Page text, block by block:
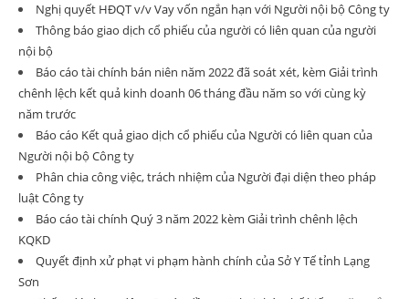
Nghị quyết HĐQT v/v Vay vốn ngắn hạn với Người nội bộ Công ty
Thông báo giao dịch cổ phiếu của người có liên quan của người
nội bộ
Báo cáo tài chính bán niên năm 2022 đã soát xét, kèm Giải trình
chênh lệch kết quả kinh doanh 06 tháng đầu năm so với cùng kỳ
năm trước
Báo cáo Kết quả giao dịch cổ phiếu của Người có liên quan của
Người nội bộ Công ty
Phân chia công việc, trách nhiệm của Người đại diện theo pháp
luật Công ty
Báo cáo tài chính Quý 3 năm 2022 kèm Giải trình chênh lệch
KQKD
Quyết định xử phạt vi phạm hành chính của Sở Y Tế tỉnh Lạng
Sơn